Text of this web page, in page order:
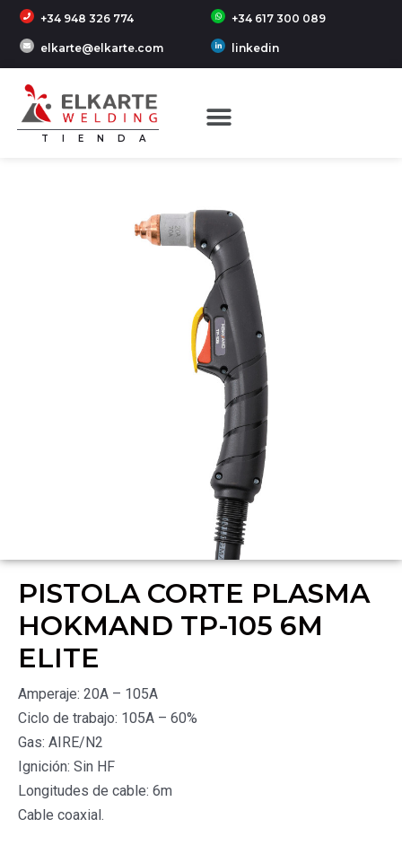
+34 948 326 774 +34 617 300 089
elkarte@elkarte.com linkedin
TIENDA
PISTOLA CORTE PLASMA
HOKMAND TP-105 6M
ELITE
Amperaje: 20A – 105A
Ciclo de trabajo: 105A – 60%
Gas: AIRE/N2
Ignición: Sin HF
Longitudes de cable: 6m
Cable coaxial.